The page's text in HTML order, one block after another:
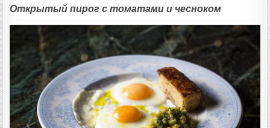
Открытый пирог с томатами и чесноком